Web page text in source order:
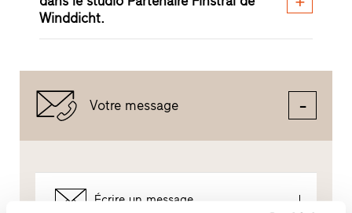
Winddicht.
Votre message
Écrire un message